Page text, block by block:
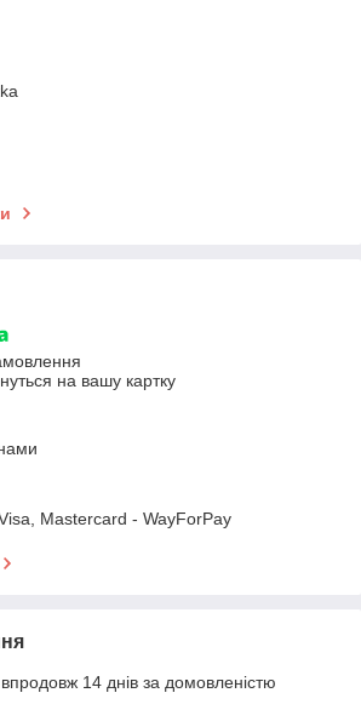
на вашу картку
Mastercard - WayForPay
14 днів за домовленістю